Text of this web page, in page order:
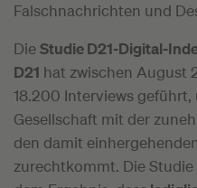
Falschnachrichten und
DieStudie D21-Digital-
D21 hat zwischen August
18.200 Interviews geführt,
Gesellschaft mit der
den damit
zurechtkommt. Die